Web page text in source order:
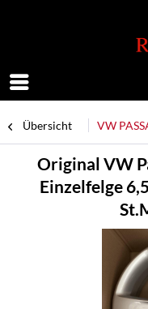
Übersicht VW
Original VW
Einzelfelge